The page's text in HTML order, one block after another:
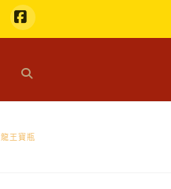
Facebook
龍王寶瓶